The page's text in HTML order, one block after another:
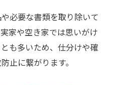
必要な書類を取り除いて
家や空き家では思いがけ
も多いため、仕分けや確
止に繋がります。